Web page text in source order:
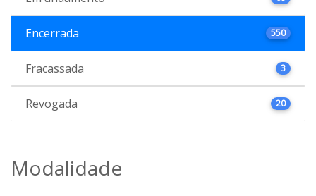
Encerrada 550
Fracassada 3
Revogada 20
Modalidade